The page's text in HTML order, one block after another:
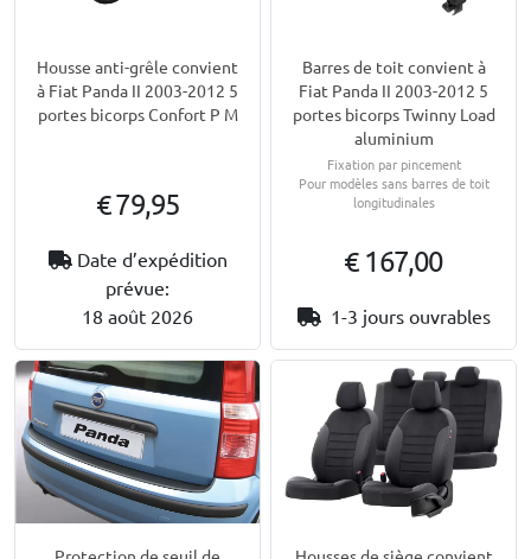
Housse anti-grêle convient
à Fiat Panda II 2003-2012 5
portes bicorps Confort P M
€ 79,95
Date d’expédition
prévue:
18 août 2026
Barres de toit convient à
Fiat Panda II 2003-2012 5
portes bicorps Twinny Load
aluminium
Fixation par pincement
Pour modèles sans barres de toit
longitudinales
€ 167,00
1-3 jours ouvrables